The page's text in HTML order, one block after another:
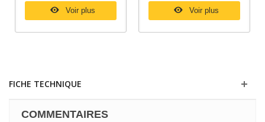
Voir plus Voir plus
FICHE TECHNIQUE
COMMENTAIRES